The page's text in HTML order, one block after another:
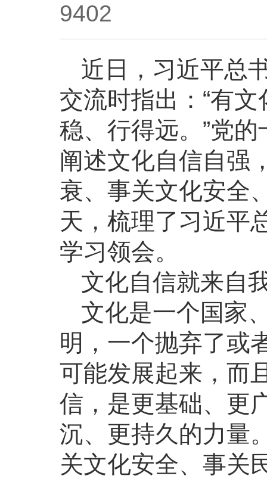
9402
近日，习近平总
交流时指出：“有
稳、行得远。”党
阐述文化自信自强
衰、事关文化安全
天，梳理了习近平
学习领会。
文化自信就来自
文化是一个国家
明，一个抛弃了或
可能发展起来，而
信，是更基础、更
沉、更持久的力量
关文化安全、事